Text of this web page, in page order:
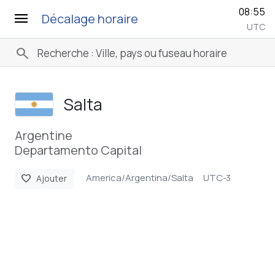
menu Décalage horaire 08:55
UTC
search
Salta
Argentine
Departamento Capital
favorite Ajouter America/Argentina/Salta UTC-3